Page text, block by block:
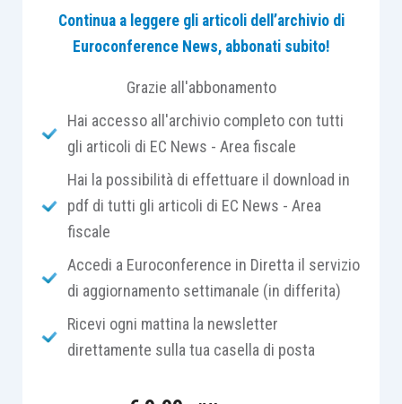
Quindi, ai fini delle imposte dirette, per poter
inerenza, certezza e obiettiva determinabilità
dell’onere iscritto in contabilità.
In buona sostanza, deve trattarsi una “spesa che
si riferisce
proventiche concorrono a formare il reddito di
impresa” (cfr.Corte di Cassazione, sentenza n.
all’onere della prova, il
Continua a leggere gli articoli dell’archivio di
Euroconference News, abbonati subito!
Grazie all'abbonamento
Hai accesso all'archivio completo con tutti
gli articoli di EC News - Area fiscale
Hai la possibilità di effettuare il download in
pdf di tutti gli articoli di EC News - Area
fiscale
Accedi a Euroconference in Diretta il servizio
di aggiornamento settimanale (in differita)
Ricevi ogni mattina la newsletter
direttamente sulla tua casella di posta